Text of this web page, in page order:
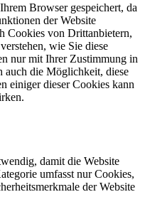
Browser gespeichert, da
der Website
Cookies von Drittanbietern,
wie Sie diese
nur mit Ihrer Zustimmung in
auch die Möglichkeit, diese
einiger dieser Cookies kann
damit die Website
umfasst nur Cookies,
der Website